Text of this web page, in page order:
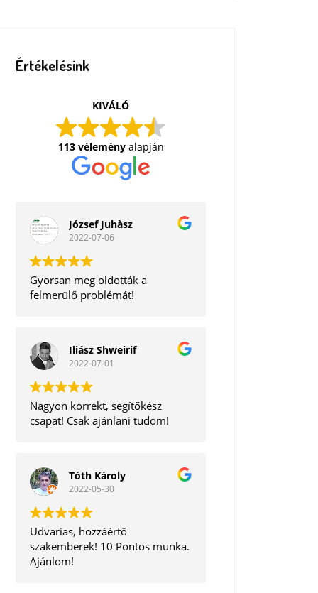
Értékelésink
KIVÁLÓ
113 véleményalapján
József Juhàsz
2022-07-06
Gyorsan meg oldották a
felmerülő problémát!
Iliász Shweirif
2022-07-01
Nagyon korrekt, segítőkész
csapat! Csak ajánlani tudom!
Tóth Károly
2022-05-30
Udvarias, hozzáértő
szakemberek! 10 Pontos munka.
Ajánlom!